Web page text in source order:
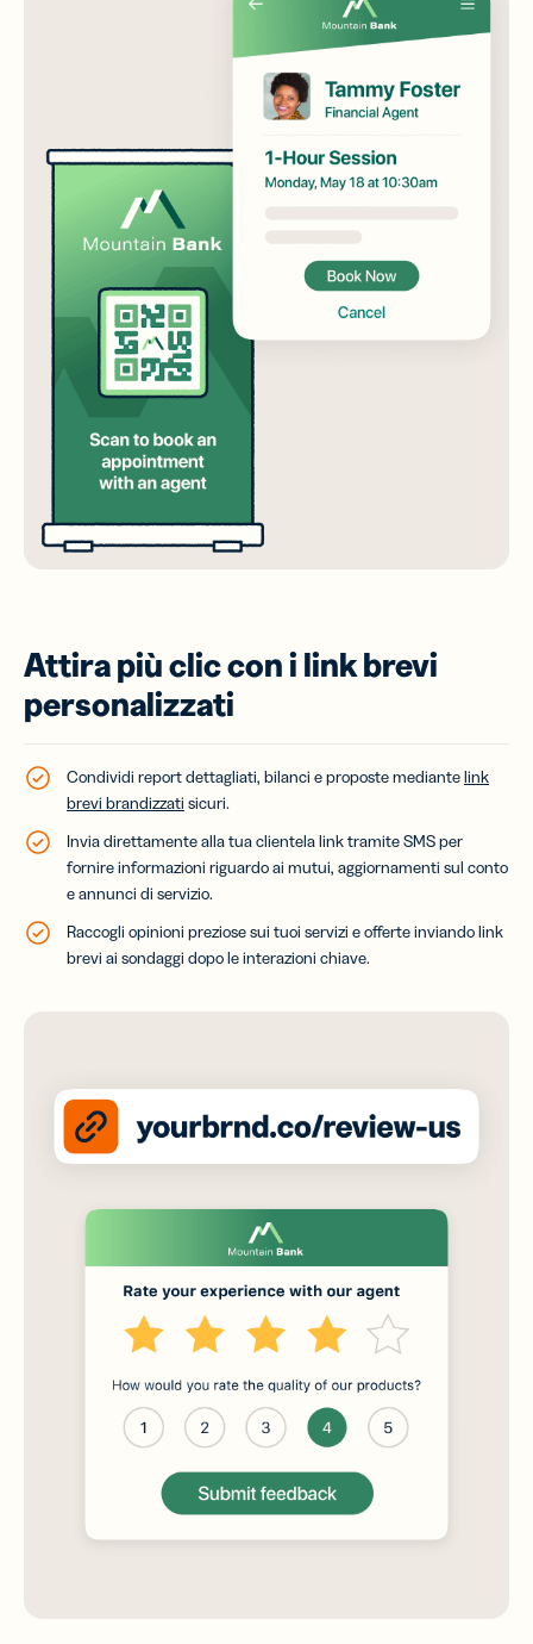
Attira più clic con i link brevi
personalizzati
Condividi report dettagliati, bilanci e proposte mediantelink
brevi brandizzati sicuri.
Invia direttamente alla tua clientela link tramite SMS per
fornire informazioni riguardo ai mutui, aggiornamenti sul conto
e annunci di servizio.
Raccogli opinioni preziose sui tuoi servizi e offerte inviando link
brevi ai sondaggi dopo le interazioni chiave.